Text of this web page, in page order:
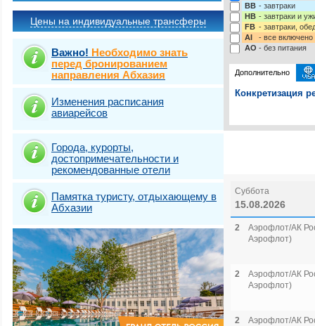
Цены на индивидуальные трансферы
Важно! Необходимо знать
перед бронированием
направления Абхазия
Изменения расписания
авиарейсов
Города, курорты,
достопримечательности и
рекомендованные отели
Памятка туристу, отдыхающему в
Абхазии
BB - завтраки
HB - завтраки и
FB - завтраки,
AI
- все включено
AO - без питания
Дополнительно
Конкретизация
Суббота
15.08.2026
2
Аэрофлот/АК
Аэрофлот)
2
Аэрофлот/АК
Аэрофлот)
2
Аэрофлот/АК